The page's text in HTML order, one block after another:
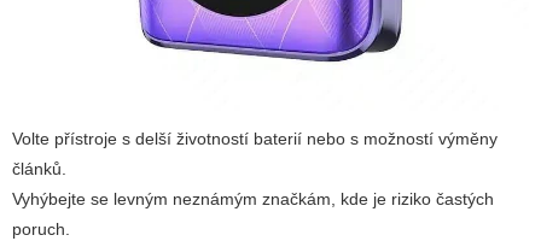
Volte přístroje s delší životností baterií nebo s možností výměny
článků.
Vyhýbejte se levným neznámým značkám, kde je riziko častých
poruch.